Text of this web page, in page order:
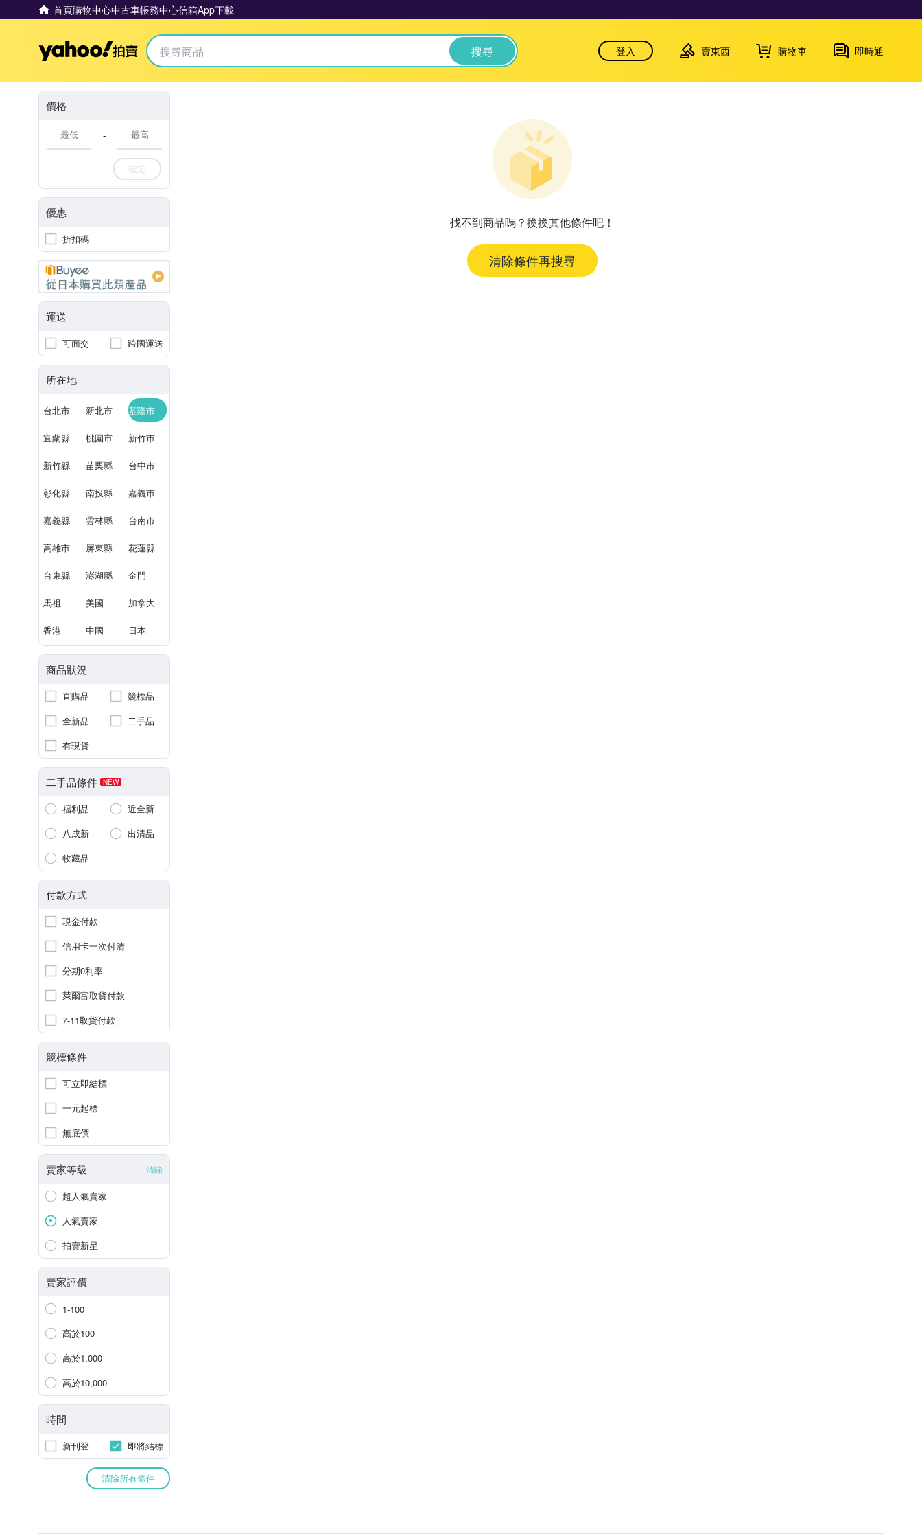
首頁購物中心中古車帳務中心信箱App下載
Yahoo拍賣 搜尋 登入 賣東西 購物車 即時通
價格
-
確定
優惠
折扣碼
運送
可面交 跨國運送
所在地
台北市 新北市 基隆市
宜蘭縣 桃園市 新竹市
新竹縣 苗栗縣 台中市
彰化縣 南投縣 嘉義市
嘉義縣 雲林縣 台南市
高雄市 屏東縣 花蓮縣
台東縣 澎湖縣 金門
馬祖 美國 加拿大
香港 中國 日本
商品狀況
直購品
競標品
全新品
二手品
有現貨
二手品條件 NEW
福利品
近全新
八成新
出清品
收藏品
付款方式
現金付款
信用卡一次付清
分期0利率
萊爾富取貨付款
7-11取貨付款
競標條件
可立即結標
一元起標
無底價
賣家等級 清除
超人氣賣家
人氣賣家
拍賣新星
賣家評價
1-100
高於100
高於1,000
高於10,000
時間
新刊登 即將結標
清除所有條件
找不到商品嗎？換換其他條件吧！
清除條件再搜尋